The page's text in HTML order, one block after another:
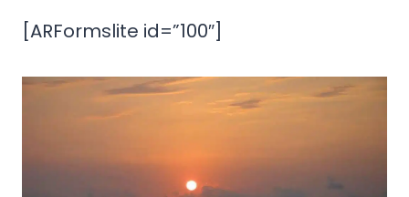
[ARFormslite id=”100″]